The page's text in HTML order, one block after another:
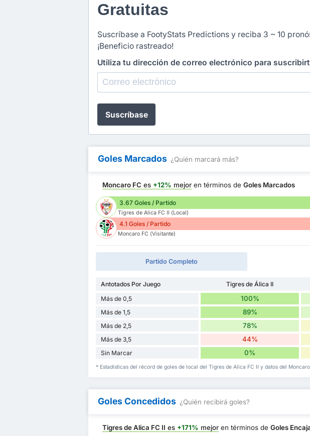
Gratuitas
Suscríbase a FootyStats Predictions y reciba 3 ~ 10
¡Beneficio rastreado!
Utiliza tu dirección de correo electrónico para
Suscríbase
Goles Marcados ¿Quién marcará más?
Moncaro FC es +12% mejor en términos deGoles Marcados
3.67 Goles / Partido
Tigres de Alica FC II (Local)
4.1 Goles / Partido
Moncaro FC (Visitante)
Partido Completo
Antotados Por Juego Tigres de Álica II
Más de 0,5
100%
Más de 1,5 89%
Más de 2,5 78%
Más de 3,5 44%
Sin Marcar 0%
* Estadísticas del récord de goles de local del Tigres de Alica FC II y datos del
Goles Concedidos ¿Quién recibirá goles?
Tigres de Alica FC II es +171% mejor en términos deGoles